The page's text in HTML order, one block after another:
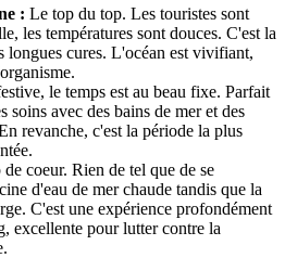
: Le top du top. Les touristes sont
les températures sont douces. C'est la
longues cures. L'océan est vivifiant,
le temps est au beau fixe. Parfait
soins avec des bains de mer et des
revanche, c'est la période la plus
coeur. Rien de tel que de se
d'eau de mer chaude tandis que la
C'est une expérience profondément
excellente pour lutter contre la